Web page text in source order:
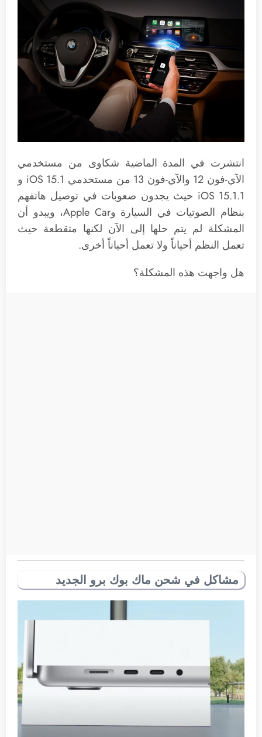
انتشرت في المدة الماضية شكاوى من مستخدمي
الآي-فون 12 والآي-فون 13 من مستخدمي iOS 15.1 و
iOS 15.1.1 حيث يجدون صعوبات في توصيل هاتفهم
بنظام الصوتيات في السيارة وApple Car، ويبدو أن
المشكلة لم يتم حلها إلى الآن لكنها متقطعة حيث
تعمل النظم أحياناً ولا تعمل أحياناً أخرى.
هل واجهت هذه المشكلة؟
مشاكل في شحن ماك بوك برو الجديد